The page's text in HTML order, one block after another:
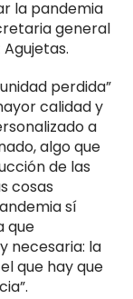
la pandemia
general
perdida”
calidad y
a
algo que
de las
cosas
sí
que
necesaria: la
que hay que